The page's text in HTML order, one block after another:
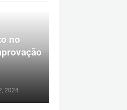
no
2024